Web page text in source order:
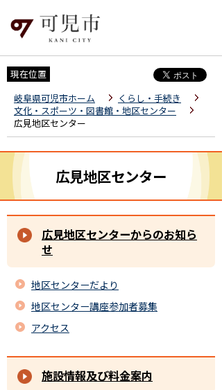
現在位置
岐阜県可児市ホーム
くらし・手続き
文化・スポーツ・図書館・地区センター
広見地区センター
広見地区センター
広見地区センターからのお知ら
せ
地区センターだより
地区センター講座参加者募集
アクセス
施設情報及び料金案内